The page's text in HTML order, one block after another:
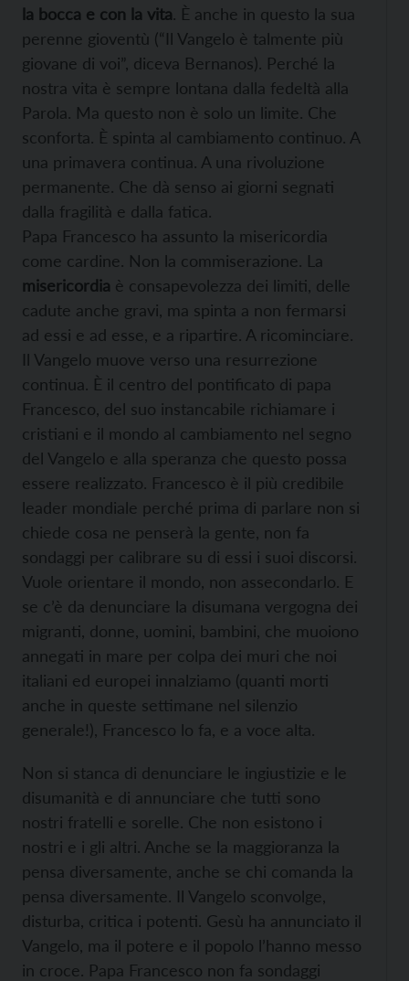
la bocca e con la vita. È anche in questo la sua
perenne gioventù (“Il Vangelo è talmente più
giovane di voi”, diceva Bernanos). Perché la
nostra vita è sempre lontana dalla fedeltà alla
Parola. Ma questo non è solo un limite. Che
sconforta. È spinta al cambiamento continuo. A
una primavera continua. A una rivoluzione
permanente. Che dà senso ai giorni segnati
dalla fragilità e dalla fatica.
Papa Francesco ha assunto la misericordia
come cardine. Non la commiserazione. La
misericordia è consapevolezza dei limiti, delle
cadute anche gravi, ma spinta a non fermarsi
ad essi e ad esse, e a ripartire. A ricominciare.
Il Vangelo muove verso una resurrezione
continua. È il centro del pontificato di papa
Francesco, del suo instancabile richiamare i
cristiani e il mondo al cambiamento nel segno
del Vangelo e alla speranza che questo possa
essere realizzato. Francesco è il più credibile
leader mondiale perché prima di parlare non si
chiede cosa ne penserà la gente, non fa
sondaggi per calibrare su di essi i suoi discorsi.
Vuole orientare il mondo, non assecondarlo. E
se c’è da denunciare la disumana vergogna dei
migranti, donne, uomini, bambini, che muoiono
annegati in mare per colpa dei muri che noi
italiani ed europei innalziamo (quanti morti
anche in queste settimane nel silenzio
generale!), Francesco lo fa, e a voce alta.
Non si stanca di denunciare le ingiustizie e le
disumanità e di annunciare che tutti sono
nostri fratelli e sorelle. Che non esistono i
nostri e i gli altri. Anche se la maggioranza la
pensa diversamente, anche se chi comanda la
pensa diversamente. Il Vangelo sconvolge,
disturba, critica i potenti. Gesù ha annunciato il
Vangelo, ma il potere e il popolo l’hanno messo
in croce. Papa Francesco non fa sondaggi